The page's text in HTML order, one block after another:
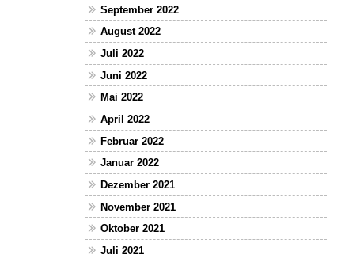
September 2022
August 2022
Juli 2022
Juni 2022
Mai 2022
April 2022
Februar 2022
Januar 2022
Dezember 2021
November 2021
Oktober 2021
Juli 2021